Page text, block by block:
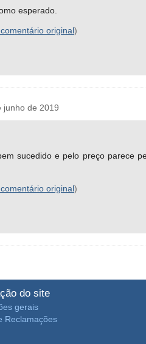
esperado.
original)
de 2019
sucedido e pelo preço parece
original)
do site
gerais
Reclamações